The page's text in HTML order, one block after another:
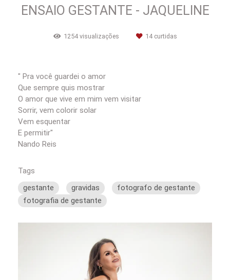
ENSAIO GESTANTE - JAQUELINE
1254visualizações 14curtidas
" Pra você guardei o amor
Que sempre quis mostrar
O amor que vive em mim vem visitar
Sorrir, vem colorir solar
Vem esquentar
E permitir"
Nando Reis
Tags
gestante
gravidas
fotografo de gestante
fotografia de gestante